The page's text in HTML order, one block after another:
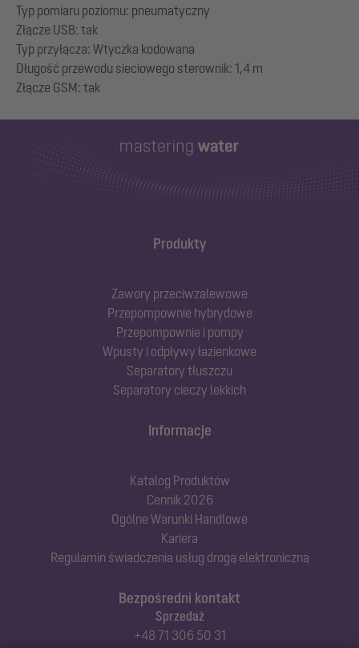
Typ pomiaru poziomu: pneumatyczny
Złącze USB: tak
Typ przyłącza: Wtyczka kodowana
Długość przewodu sieciowego sterownik: 1,4 m
Produkty
Zawory przeciwzalewowe
Przepompownie hybrydowe
Przepompownie i pompy
Wpusty i odpływy łazienkowe
Separatory tłuszczu
Separatory cieczy lekkich
Bezpośredni kontakt
Sprzedaż
+48 71 306 50 31
Informacje
Katalog Produktów
Cennik 2026
Ogólne Warunki Handlowe
Kariera
Regulamin świadczenia usług drogą elektroniczną